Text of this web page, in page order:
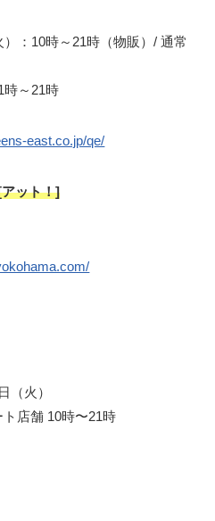
：10時～21時（物販）/ 通常
～21時
east.co.jp/qe/
ット！]
（火）
店舗 10時〜21時